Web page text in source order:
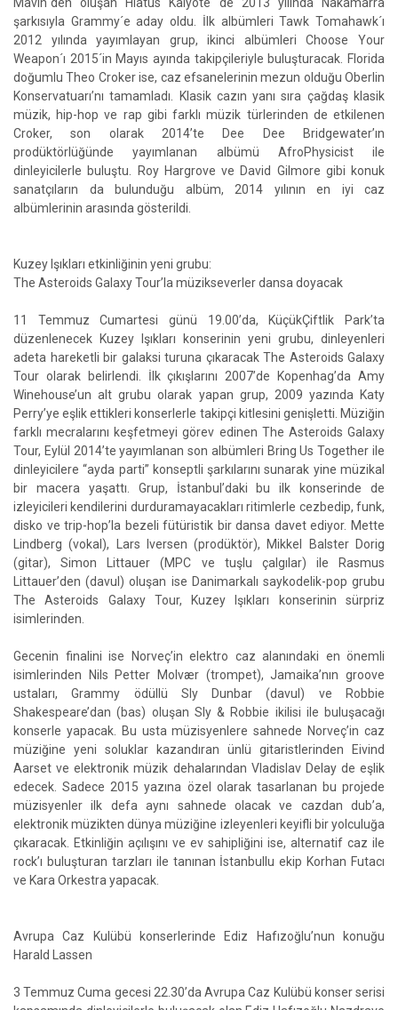
şarkısıyla Grammy´e aday oldu. İlk albümleri Tawk Tomahawk´ı
2012 yılında yayımlayan grup, ikinci albümleri Choose Your
Weapon´ı 2015´in Mayıs ayında takipçileriyle buluşturacak. Florida
doğumlu Theo Croker ise, caz efsanelerinin mezun olduğu Oberlin
Konservatuarı’nı tamamladı. Klasik cazın yanı sıra çağdaş klasik
müzik, hip-hop ve rap gibi farklı müzik türlerinden de etkilenen
Croker, son olarak 2014’te Dee Dee Bridgewater’ın
prodüktörlüğünde yayımlanan albümü AfroPhysicist ile
dinleyicilerle buluştu. Roy Hargrove ve David Gilmore gibi konuk
sanatçıların da bulunduğu albüm, 2014 yılının en iyi caz
albümlerinin arasında gösterildi.
Kuzey Işıkları etkinliğinin yeni grubu:
The Asteroids Galaxy Tour’la müzikseverler dansa doyacak
11 Temmuz Cumartesi günü 19.00’da, KüçükÇiftlik Park’ta
düzenlenecek Kuzey Işıkları konserinin yeni grubu, dinleyenleri
adeta hareketli bir galaksi turuna çıkaracak The Asteroids Galaxy
Tour olarak belirlendi. İlk çıkışlarını 2007’de Kopenhag’da Amy
Winehouse’un alt grubu olarak yapan grup, 2009 yazında Katy
Perry’ye eşlik ettikleri konserlerle takipçi kitlesini genişletti. Müziğin
farklı mecralarını keşfetmeyi görev edinen The Asteroids Galaxy
Tour, Eylül 2014’te yayımlanan son albümleri Bring Us Together ile
dinleyicilere “ayda parti” konseptli şarkılarını sunarak yine müzikal
bir macera yaşattı. Grup, İstanbul’daki bu ilk konserinde de
izleyicileri kendilerini durduramayacakları ritimlerle cezbedip, funk,
disko ve trip-hop’la bezeli fütüristik bir dansa davet ediyor. Mette
Lindberg (vokal), Lars Iversen (prodüktör), Mikkel Balster Dorig
(gitar), Simon Littauer (MPC ve tuşlu çalgılar) ile Rasmus
Littauer’den (davul) oluşan ise Danimarkalı saykodelik-pop grubu
The Asteroids Galaxy Tour, Kuzey Işıkları konserinin sürpriz
isimlerinden.
Gecenin finalini ise Norveç’in elektro caz alanındaki en önemli
isimlerinden Nils Petter Molvær (trompet), Jamaika’nın groove
ustaları, Grammy ödüllü Sly Dunbar (davul) ve Robbie
Shakespeare’dan (bas) oluşan Sly & Robbie ikilisi ile buluşacağı
konserle yapacak. Bu usta müzisyenlere sahnede Norveç’in caz
müziğine yeni soluklar kazandıran ünlü gitaristlerinden Eivind
Aarset ve elektronik müzik dehalarından Vladislav Delay de eşlik
edecek. Sadece 2015 yazına özel olarak tasarlanan bu projede
müzisyenler ilk defa aynı sahnede olacak ve cazdan dub’a,
elektronik müzikten dünya müziğine izleyenleri keyifli bir yolculuğa
çıkaracak. Etkinliğin açılışını ve ev sahipliğini ise, alternatif caz ile
rock’ı buluşturan tarzları ile tanınan İstanbullu ekip Korhan Futacı
ve Kara Orkestra yapacak.
Avrupa Caz Kulübü konserlerinde Ediz Hafızoğlu’nun konuğu
Harald Lassen
3 Temmuz Cuma gecesi 22.30’da Avrupa Caz Kulübü konser serisi